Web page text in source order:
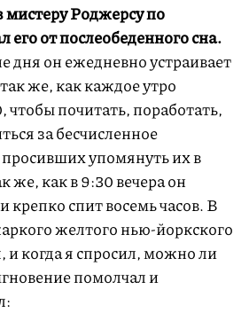
Роджерсу по
его от послеобеденного сна.
дня он ежедневно устраивает
же, как каждое утро
чтобы почитать, поработать,
за бесчисленное
упомянуть их в
же, как в 9:30 вечера он
крепко спит восемь часов. В
желтого нью-йоркского
и когда я спросил, можно ли
помолчал и